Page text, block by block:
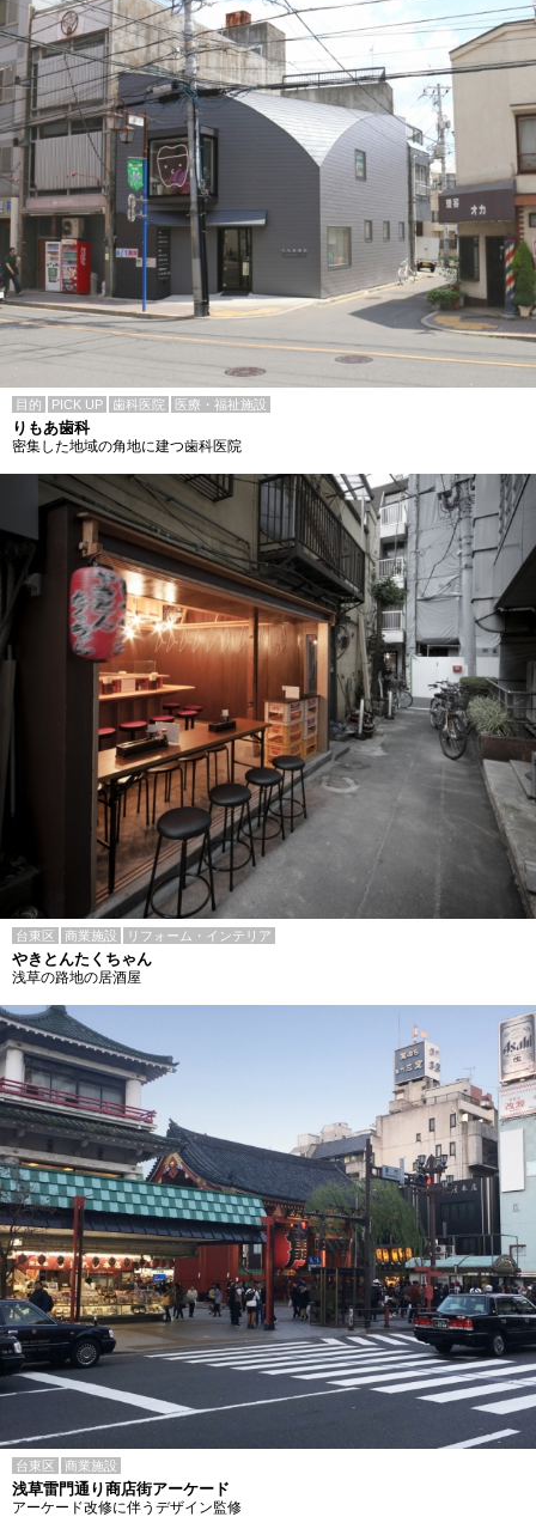
目的 PICK UP 歯科医院 医療・福祉施設
りもあ歯科
密集した地域の角地に建つ歯科医院
台東区 商業施設 リフォーム・インテリア
やきとんたくちゃん
浅草の路地の居酒屋
台東区 商業施設
浅草雷門通り商店街アーケード
アーケード改修に伴うデザイン監修